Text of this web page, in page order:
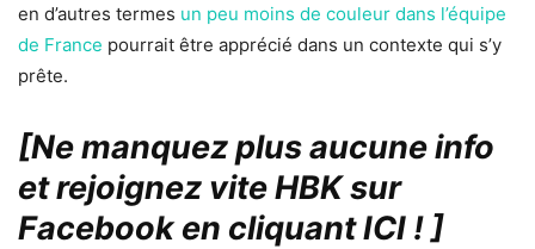
en d’autres termes un peu moins de couleur dans l’équipe
de France pourrait être apprécié dans un contexte qui s’y
prête.
[Ne manquez plus aucune info
et rejoignez vite HBK sur
Facebook en cliquant ICI ! ]